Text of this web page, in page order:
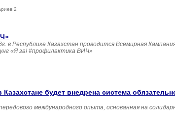
2
в Республике Казахстан проводится Всемирная
«Я за! #профилактика ВИЧ»
Казахстане будет внедрена система
международного опыта, основанная на